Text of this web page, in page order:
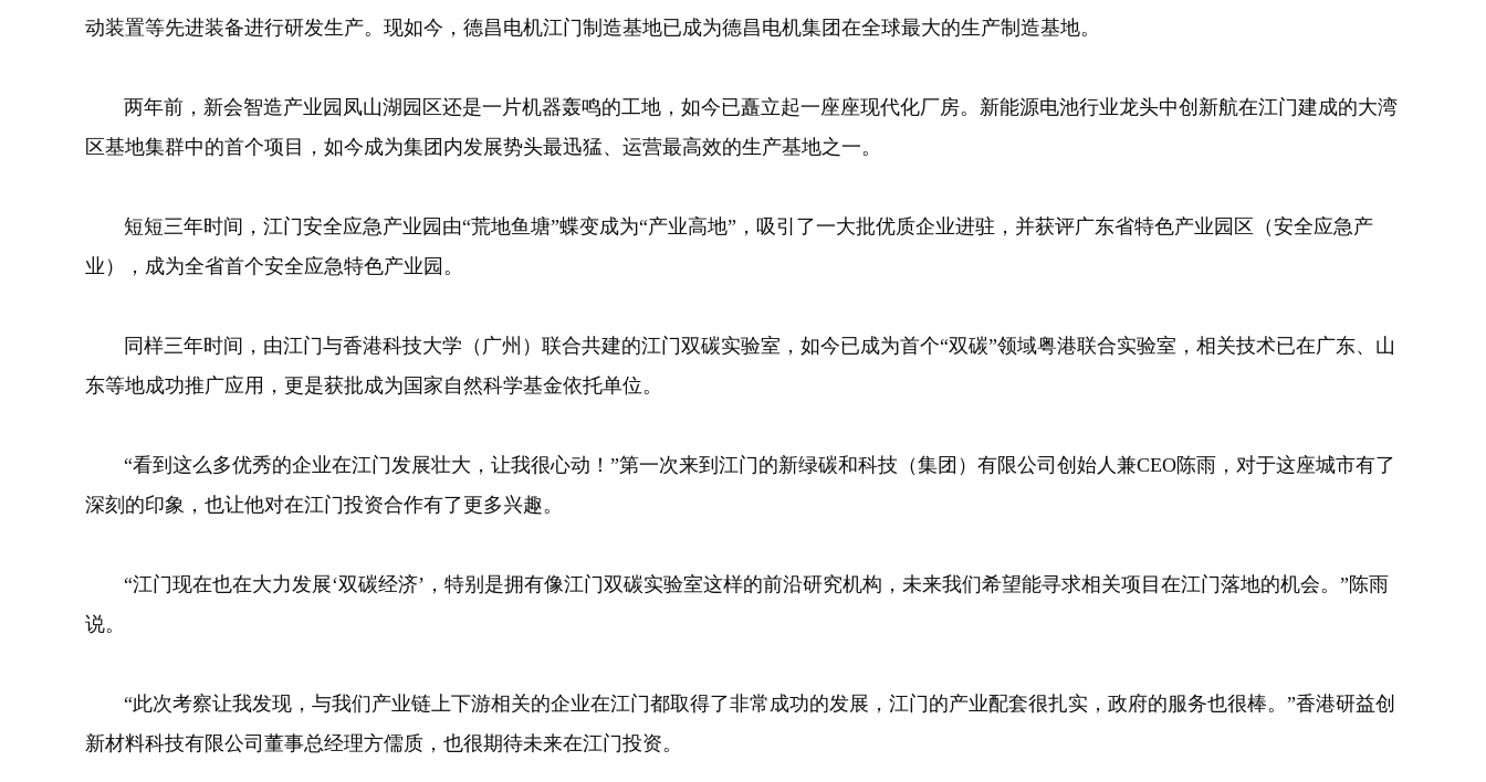
动装置等先进装备进行研发生产。现如今，德昌电机江门制造基地已成为德昌电机集团在全球最大的生产制造基地。
两年前，新会智造产业园凤山湖园区还是一片机器轰鸣的工地，如今已矗立起一座座现代化厂房。新能源电池行业龙头中创新航在江门建成的大湾
区基地集群中的首个项目，如今成为集团内发展势头最迅猛、运营最高效的生产基地之一。
短短三年时间，江门安全应急产业园由“荒地鱼塘”蝶变成为“产业高地”，吸引了一大批优质企业进驻，并获评广东省特色产业园区（安全应急产
业），成为全省首个安全应急特色产业园。
同样三年时间，由江门与香港科技大学（广州）联合共建的江门双碳实验室，如今已成为首个“双碳”领域粤港联合实验室，相关技术已在广东、山
东等地成功推广应用，更是获批成为国家自然科学基金依托单位。
“看到这么多优秀的企业在江门发展壮大，让我很心动！”第一次来到江门的新绿碳和科技（集团）有限公司创始人兼CEO陈雨，对于这座城市有了
深刻的印象，也让他对在江门投资合作有了更多兴趣。
“江门现在也在大力发展‘双碳经济’，特别是拥有像江门双碳实验室这样的前沿研究机构，未来我们希望能寻求相关项目在江门落地的机会。”陈雨
说。
“此次考察让我发现，与我们产业链上下游相关的企业在江门都取得了非常成功的发展，江门的产业配套很扎实，政府的服务也很棒。”香港研益创
新材料科技有限公司董事总经理方儒质，也很期待未来在江门投资。